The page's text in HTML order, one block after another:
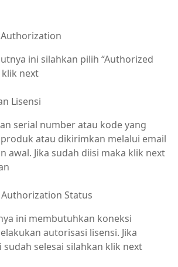
ini silahkan pilih “Authorized
klik next
Lisensi
serial number atau kode yang
atau dikirimkan melalui email
awal. Jika sudah diisi maka klik next
Status
ini membutuhkan koneksi
autorisasi lisensi. Jika
selesai silahkan klik next